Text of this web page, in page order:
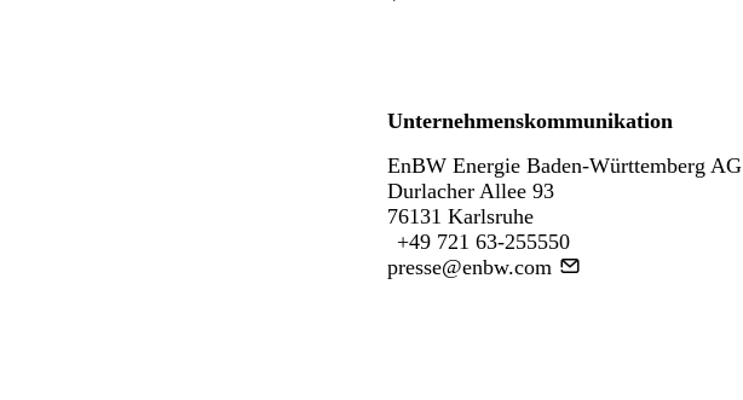
Unternehmenskommunikation
EnBW Energie Baden-Württemberg AG
Durlacher Allee 93
76131 Karlsruhe
+49 721 63-255550
presse@enbw.com